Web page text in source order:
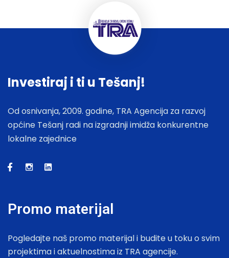
Investiraj i ti u Tešanj!
Od osnivanja, 2009. godine, TRA Agencija za razvoj
općine Tešanj radi na izgradnji imidža konkurentne
lokalne zajednice
Promo materijal
Pogledajte naš promo materijal i budite u toku o svim
projektima i aktuelnostima iz TRA agencije.